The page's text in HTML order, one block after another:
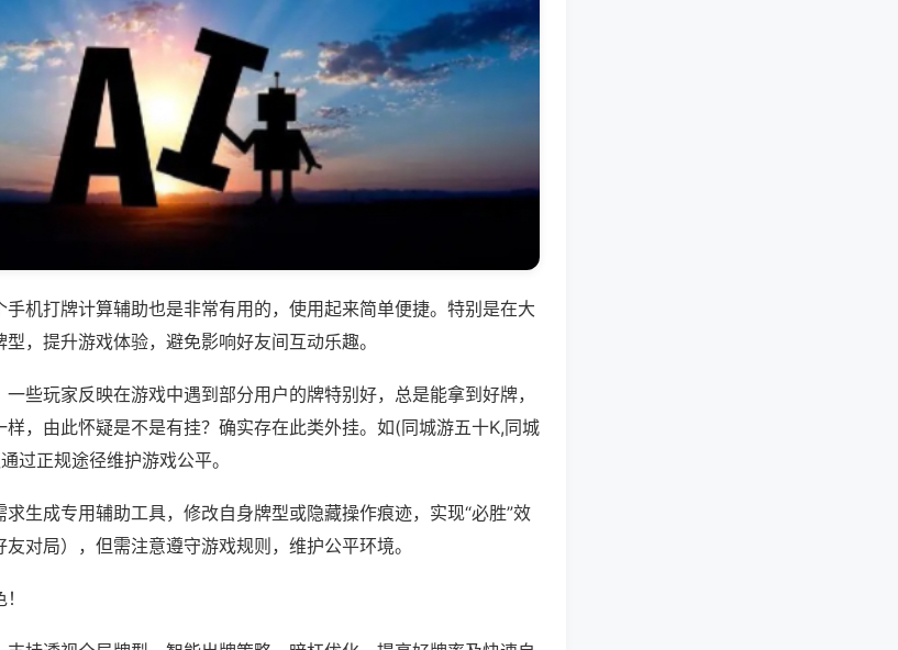
机打牌计算辅助也是非常有用的，使用起来简单便捷。特别是在大
，提升游戏体验，避免影响好友间互动乐趣。
些玩家反映在游戏中遇到部分用户的牌特别好，总是能拿到好牌，
，由此怀疑是不是有挂？确实存在此类外挂。如(同城游五十K,同城
过正规途径维护游戏公平。
生成专用辅助工具，修改自身牌型或隐藏操作痕迹，实现“必胜”效
对局），但需注意遵守游戏规则，维护公平环境。